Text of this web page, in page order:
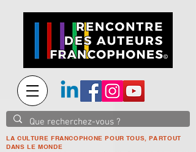
LA CULTURE FRANCOPHONE POUR TOUS, PARTOUT
DANS LE MONDE